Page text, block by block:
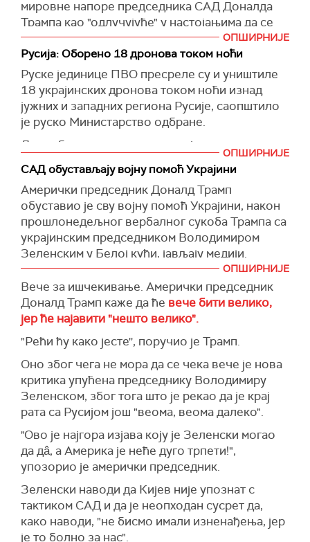
Истакао је да би економски ангажман САД у
Украјини, посебно у вези са њеним
богатствима попут литијума и ретких
минерала, могао да пружи дугорочну
стабилност.
"Ако желите праву гаранцију безбедности и да
осигурате да (руски председник) Владимир
Путин поново не нападне Украјину, најбоља
гаранција је дати Американцима економски
интерес у будућности Украјине", рекао је Венс.
Додао је да је председник САД Доналд Трамп
јасно рекао да су "врата отворена" за
разговор, под условом да је украјински
председник Володимир Зеленски спреман да
озбиљно разговара о миру.
"Не можете да дођете у Овални кабинет или
било где друго и да одбијете да разговарате о
детаљима мировног споразума", нагласио је
Венс.
(Reuters)
мировне напоре председника САД Доналда
Трампа као "одлучујуће" у настојањима да се
оконча трогодишњи рат са Русијом.
У саопштењу објављеном на енглеском, три
дана након напетог сусрета у Белој кући
између Трампа и председника Украјине
Володимира Зеленског, наводи се да је
подршка Вашингтона "пресуднија него икада
пре за украјински народ", пренео је
"Украјински народ жели мир више него било
ко други на свету и верује да ће лична улога
председника Доналда Трампа и његови
мировни напори бити одлучујући у брзом
прекиду непријатељстава и постизању мира за
Украјину, Европу и цео свет", наводи се у
саопштењу.
(Танјуг)
ОПШИРНИЈЕ
Русија: Оборено 18 дронова током ноћи
Руске јединице ПВО пресреле су и уништиле
18 украјинских дронова током ноћи изнад
јужних и западних региона Русије, саопштило
је руско Министарство одбране.
Десет беспилотних летелица је уништено
изнад Ростовске области, а остали изнад
Вороњешке, Самарске, Курске, Белгородске и
Астраханске области.
(Reuters)
ОПШИРНИЈЕ
САД обустављају војну помоћ Украјини
Амерички председник Доналд Трамп
обуставио је сву војну помоћ Украјини, након
прошлонедељног вербалног сукоба Трампа са
украјинским председником Володимиром
Зеленским у Белој кући, јављају медији.
администрације изјавио је да ово није трајни
прекид, већ пауза.
Информација је за
кући.
(Reuters, Fox news, Guardian)
ОПШИРНИЈЕ
Вече за ишчекивање. Амерички председник
Доналд Трамп каже да ће вече бити велико,
јер ће најавити "нешто велико".
"Рећи ћу како јесте'', поручио је Трамп.
Оно због чега не мора да се чека вече је нова
критика упућена председнику Володимиру
Зеленском, због тога што је рекао да је крај
рата са Русијом још "веома, веома далеко".
"Ово је најгора изјава коју је Зеленски могао
да дâ, а Америка је неће дуго трпети!",
упозорио је амерички председник.
Зеленски наводи да Кијев није упознат с
тактиком САД и да је неопходан сусрет да,
како наводи, "не бисмо имали изненађења, јер
је то болно за нас".